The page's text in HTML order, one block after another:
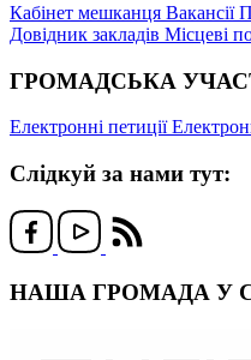
Кабінет мешканця Вакансії
Довідник закладів Місцеві
ГРОМАДСЬКА
Електронні петиції
Слідкуй за нами тут:
НАША ГРОМАДА У